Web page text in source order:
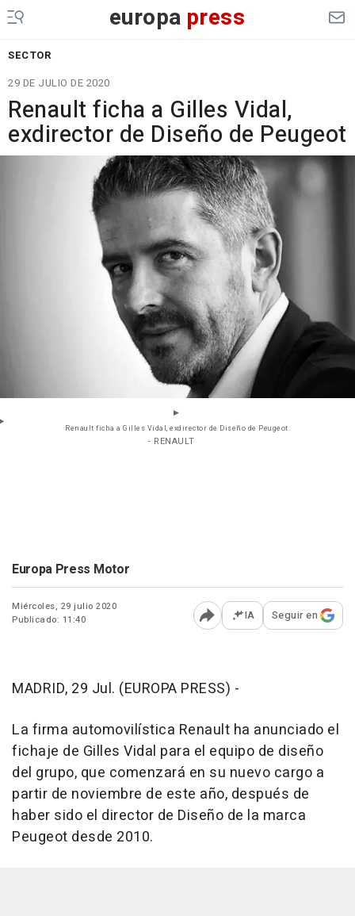
europa press
SECTOR
29 DE JULIO DE 2020
Renault ficha a Gilles Vidal,
exdirector de Diseño de Peugeot
Renault ficha a Gilles Vidal, exdirector de Diseño de Peugeot.
- RENAULT
Europa Press Motor
Miércoles, 29 julio 2020
Publicado: 11:40
Abrir opciones para
IA Seguir en
MADRID, 29 Jul. (EUROPA PRESS) -
La firma automovilística Renault ha anunciado el
fichaje de Gilles Vidal para el equipo de diseño
del grupo, que comenzará en su nuevo cargo a
partir de noviembre de este año, después de
haber sido el director de Diseño de la marca
Peugeot desde 2010.